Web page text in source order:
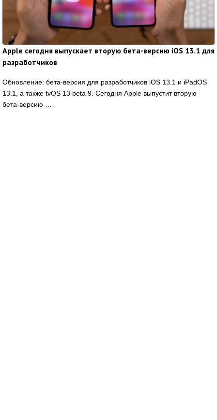
Apple сегодня выпускает вторую бета-версию iOS 13.1 для
разработчиков
Обновление: бета-версия для разработчиков iOS 13.1 и iPadOS
13.1, а также tvOS 13 beta 9. Сегодня Apple выпустит вторую
бета-версию …